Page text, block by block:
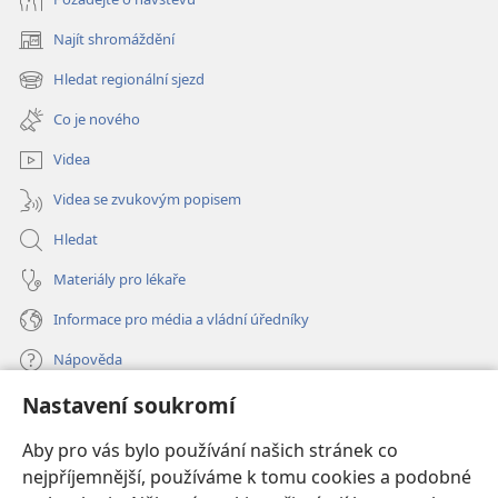
Nastavení soukromí
Aby pro vás bylo používání našich stránek co
nejpříjemnější, používáme k tomu cookies a podobné
Najít shromáždění
(otevřeno
nové
okno)
Hledat regionální sjezd
(otevřeno
nové
okno)
Co je nového
Videa
Videa se zvukovým popisem
Hledat
Materiály pro lékaře
Informace pro média a vládní úředníky
Nápověda
Dary
nové
okno) ONLINE KNIHOVNA Strážné věže
(otevřeno